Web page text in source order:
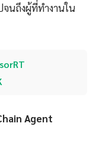
จนถึงผู้ที่ทำงานใน
Agent